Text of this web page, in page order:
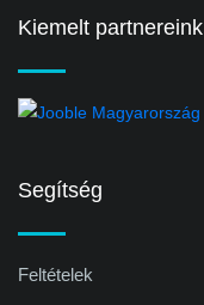
Kiemelt partnereink
Segítség
Feltételek